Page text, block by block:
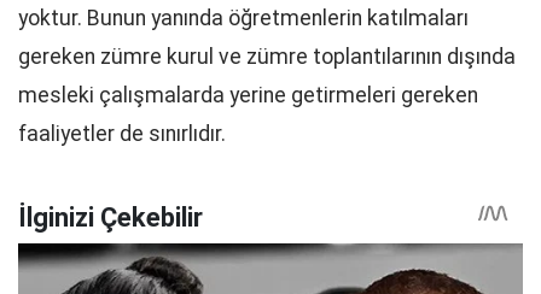
yoktur. Bunun yanında öğretmenlerin katılmaları
gereken zümre kurul ve zümre toplantılarının dışında
mesleki çalışmalarda yerine getirmeleri gereken
faaliyetler de sınırlıdır.